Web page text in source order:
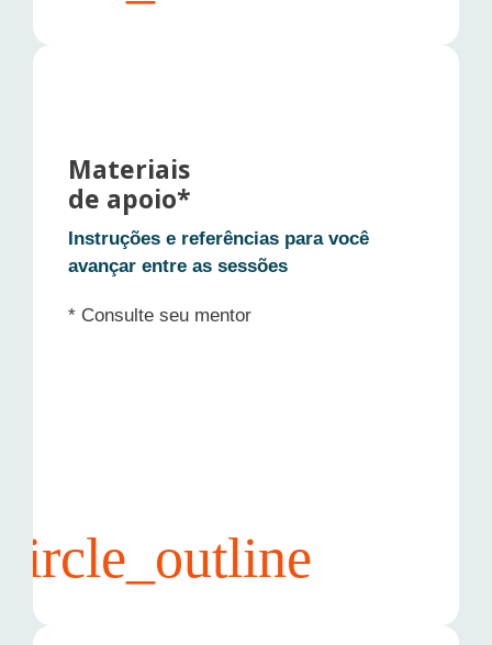
gravado
quando precisar
• Cada trecho gravado vira um registro
Materiais
de apoio*
Instruções e referências para você
avançar entre as sessões
* Consulte seu mentor